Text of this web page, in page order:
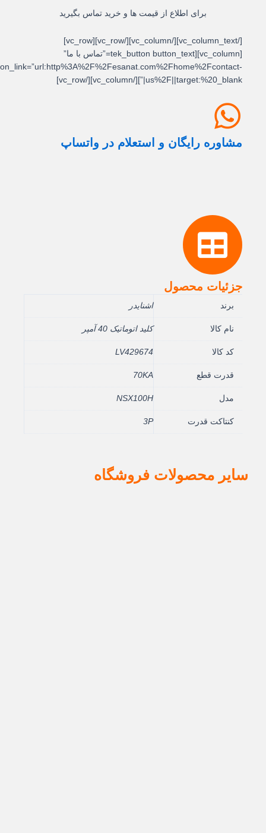
برای اطلاع از قیمت ها و خرید تماس بگیرید
[/vc_column_text][/vc_column][/vc_row][vc_row]
[vc_column][tek_button button_text=”تماس با ما”
button_link=”url:http%3A%2F%2Fesanat.com%2Fhome%2Fcontact-
us%2F||target:%20_blank|”][/vc_column][/vc_row]
مشاوره رایگان و استعلام در واتساپ
جزئیات محصول
اشنایدر
نام کالا کلید اتوماتیک 40 آمپر
کد کالا LV429674
قدرت قطع 70KA
NSX100H
کنتاکت قدرت
سایر محصولات فروشگاه